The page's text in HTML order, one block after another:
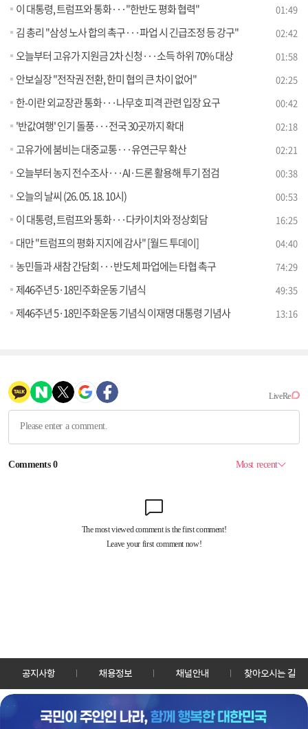
이 대통령, 트럼프와 통화···"한반도 평화 협력" 01:49
김 총리 "삼성 노사 합의 촉구···파업 시 긴급조정 등 강구" 02:42
오늘부터 고유가 지원금 2차 신청···소득 하위 70% 대상 01:58
안보실장 "전작권 전환, 한미 협의 큰 차이 없어" 02:25
한-이란 외교장관 통화···나무호 피격 관련 입장 요구 00:42
'반값여행' 인기 돌풍···전국 30곳까지 확대 02:18
고유가에 붐비는 대중교통···유연근무 확산 02:21
오늘부터 농지 전수조사···AI·드론 활용해 투기 점검 00:38
오늘의 날씨 (26. 05. 18. 10시) 00:53
이 대통령, 트럼프와 통화···다카이치와 정상회담 16:25
대만 "트럼프의 평화 지지에 감사" [월드 투데이] 04:40
농민들과 새참 간담회···반도체 파업에는 타협 촉구 74:29
제46주년 5·18민주화운동 기념식 49:35
제46주년 5·18민주화운동 기념식 이재명 대통령 기념사 13:16
공지사항 채용정보 채널안내 찾아오시는 길
30128 세종특별자치시 정부2청사로 13 한국정책방송원 KTV
TEL: 044-204-8000